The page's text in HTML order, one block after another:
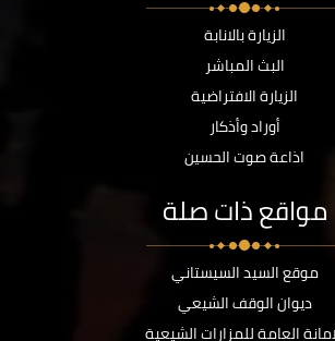
الزيارة بالانابة
البث المباشر
الزيارة الافتراضية
أوراد وأذكار
اذاعة صوت الحسين
مواقع ذات صلة
موقع السيد السيستاني
ديوان الوقف الشيعي
العامة للمزارات الشيعية